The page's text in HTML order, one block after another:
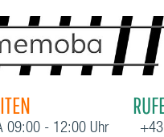
09:00 - 12:00 Uhr